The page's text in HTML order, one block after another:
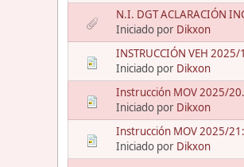
N.I. DGT ACLARACIÓN
Iniciado por Dikxon
INSTRUCCIÓN VEH
Iniciado por Dikxon
Instrucción MOV 2025/
Iniciado por Dikxon
Instrucción MOV 2025/
Iniciado por Dikxon